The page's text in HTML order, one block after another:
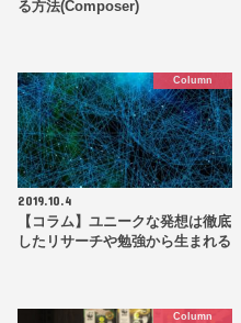
る方法(Composer)
Column
2019.10.4
【コラム】ユニークな発想は徹底
したリサーチや勉強から生まれる
Column